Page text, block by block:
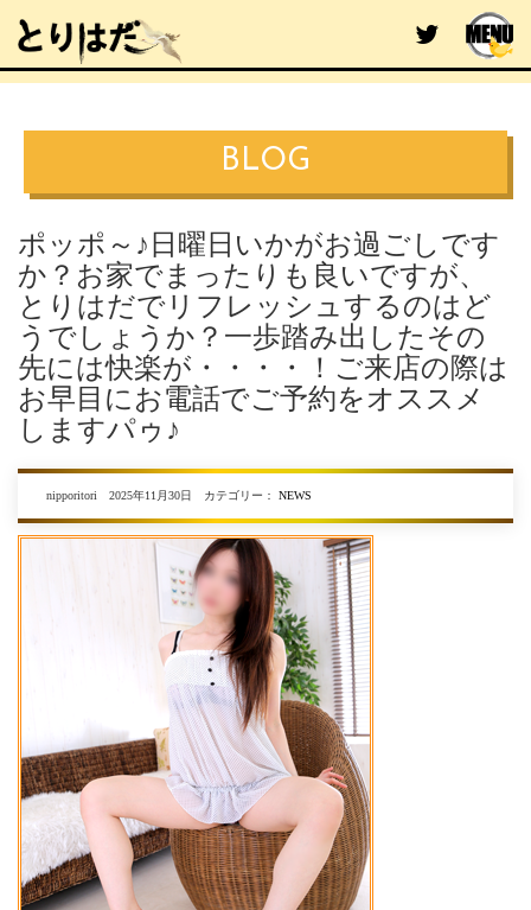
BLOG
ポッポ～♪日曜日いかがお過ごしです
か？お家でまったりも良いですが、
とりはだでリフレッシュするのはど
うでしょうか？一歩踏み出したその
先には快楽が・・・・！ご来店の際は
お早目にお電話でご予約をオススメ
しますパゥ♪
nipporitori 2025年11月30日 カテゴリー： NEWS